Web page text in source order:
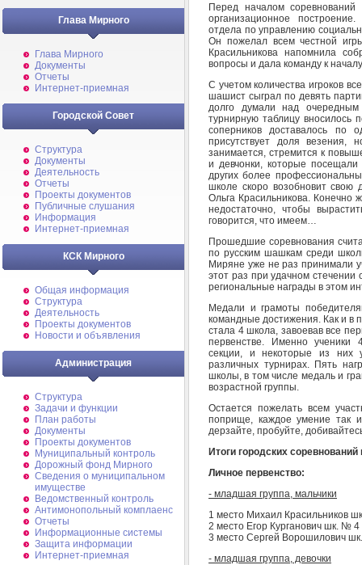
Глава Мирного
Глава Мирного
Документы
Отчеты
Интернет-приемная
Городской Совет
Структура
Документы
Деятельность
Отчеты
Проекты документов
Публичные слушания
Информация
Интернет-приемная
КСК Мирного
Общая информация
Структура
Деятельность
Проекты документов
Новости и объявления
Администрация
Структура
Задачи и функции
План работы
Документы
Проекты документов
Муниципальный контроль
Дорожный фонд Мирного
Cведения о муниципальном
имуществе
Ведомственный контроль
Антимонопольный комплаенс
Отчеты
Информационные системы
Защита информации
Интернет-приемная
Перед началом
организационное
отдела по управлению
Он пожелал всем честной
Красильникова напомнила
вопросы и дала команду к
С учетом количества игроков
шашист сыграл по девять
долго думали над
турнирную таблицу
соперников доставалось
присутствует доля везения,
занимается, стремится к
и девчонки, которые
других более
школе скоро возобновит свою
Ольга Красильникова. Конечно
недостаточно, чтобы
говорится, что имеем…
Прошедшие соревнования
по русским шашкам среди
Миряне уже не раз принимали
этот раз при удачном
региональные награды в этом
Медали и грамоты
командные достижения. Как и в
стала 4 школа, завоевав все
первенстве. Именно ученики
секции, и некоторые из них
различных турнирах. Пять
школы, в том числе медаль и
возрастной группы.
Остается пожелать всем
поприще, каждое умение так
дерзайте, пробуйте,
Итоги городских
Личное первенство:
- младшая группа, мальчики
1 место Михаил Красильников
2 место Егор Курганович шк. № 4
3 место Сергей Ворошилович
- младшая группа, девочки